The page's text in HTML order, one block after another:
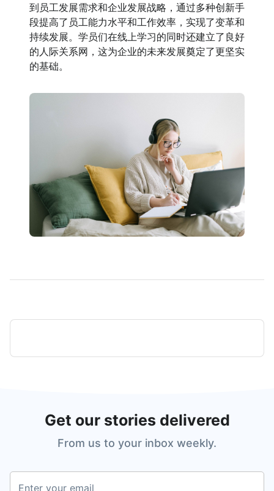
到员工发展需求和企业发展战略，通过多种创新手
段提高了员工能力水平和工作效率，实现了变革和
持续发展。学员们在线上学习的同时还建立了良好
的人际关系网，这为企业的未来发展奠定了更坚实
的基础。
Get our stories delivered
From us to your inbox weekly.
Enter your email